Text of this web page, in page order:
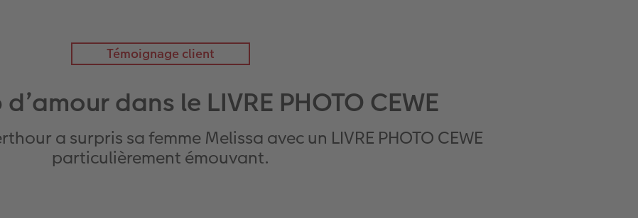
Témoignage client
dans le LIVRE PHOTO CEWE
a surpris sa femme Melissa avec un LIVRE PHOTO CEWE
particulièrement émouvant.